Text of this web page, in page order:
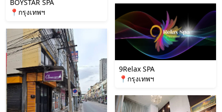
BOYSTAR SPA
📍กรุงเทพฯ
9Relax SPA
📍กรุงเทพฯ